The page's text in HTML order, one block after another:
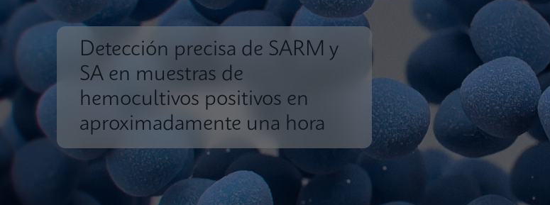
Detección precisa de SARM y
SA en muestras de
hemocultivos positivos en
aproximadamente una hora